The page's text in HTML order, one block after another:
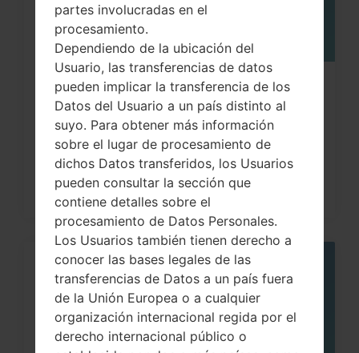
¿Cómo restablecer datos de fábrica
a través del código...
partes involucradas en el
procesamiento.
Dependiendo de la ubicación del
Usuario, las transferencias de datos
pueden implicar la transferencia de los
Datos del Usuario a un país distinto al
suyo. Para obtener más información
sobre el lugar de procesamiento de
dichos Datos transferidos, los Usuarios
pueden consultar la sección que
contiene detalles sobre el
procesamiento de Datos Personales.
Los Usuarios también tienen derecho a
conocer las bases legales de las
transferencias de Datos a un país fuera
de la Unión Europea o a cualquier
organización internacional regida por el
derecho internacional público o